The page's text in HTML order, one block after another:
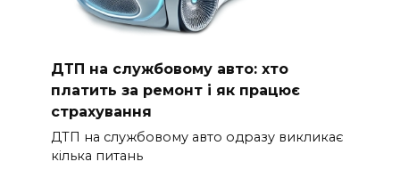
ДТП на службовому авто: хто
платить за ремонт і як працює
страхування
ДТП на службовому авто одразу викликає
кілька питань